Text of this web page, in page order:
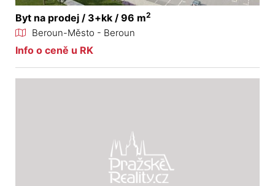
Byt na prodej / 3+kk / 96 m2
Beroun-Město - Beroun
Info o ceně u RK